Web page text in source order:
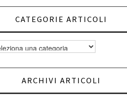
CATEGORIE ARTICOLI
ARCHIVI ARTICOLI